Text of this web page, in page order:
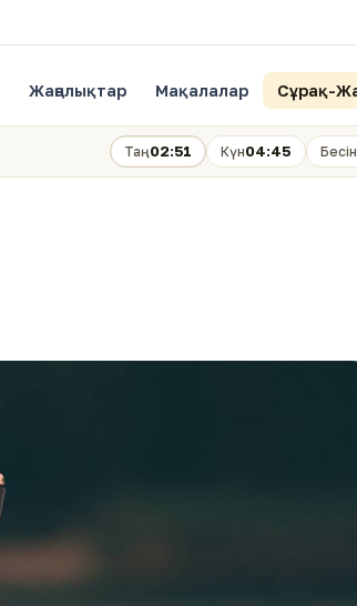
Жаңалықтар Мақалалар Сұрақ-
Таң02:51 Күн04:45 Бесін